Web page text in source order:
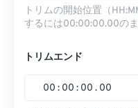
トリムの開始位置（
するには00:00:00.00のま
トリムエンド
00 : 00 : 00 . 00